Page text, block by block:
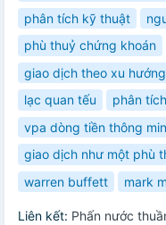
phân tích kỹ thuật
phù thuỷ chứng khoán
giao dịch theo xu
lạc quan tếu
phân
vpa dòng tiền thông
giao dịch như một phù
warren buffett
mark
Liên kết: Phấn nước